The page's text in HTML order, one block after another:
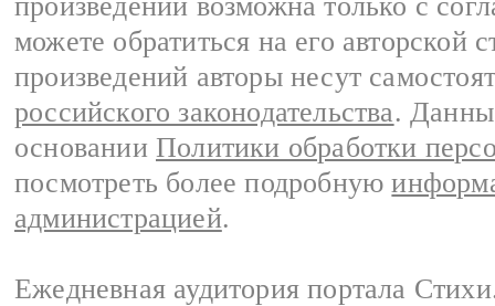
можете обратиться на его авторской
произведений авторы несут
российского законодательства.
основании Политики обработки
посмотреть более подробную
администрацией.
Ежедневная аудитория портала